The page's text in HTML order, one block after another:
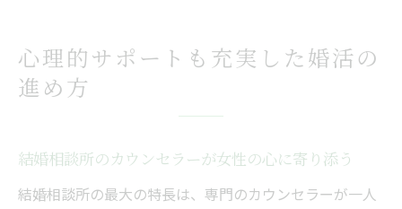
心理的サポートも充実した婚活の
進め方
結婚相談所のカウンセラーが女性の心に寄り添う
結婚相談所の最大の特長は、専門のカウンセラーが一人